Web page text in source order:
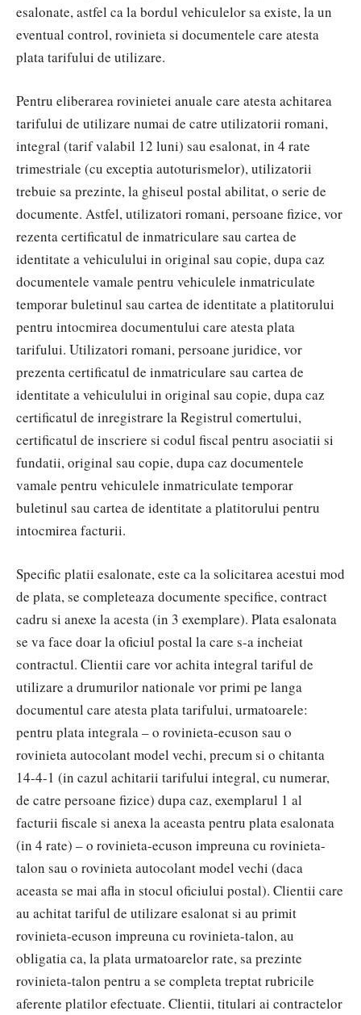
esalonate, astfel ca la bordul vehiculelor sa existe, la un
eventual control, rovinieta si documentele care atesta
plata tarifului de utilizare.
Pentru eliberarea rovinietei anuale care atesta achitarea
tarifului de utilizare numai de catre utilizatorii romani,
integral (tarif valabil 12 luni) sau esalonat, in 4 rate
trimestriale (cu exceptia autoturismelor), utilizatorii
trebuie sa prezinte, la ghiseul postal abilitat, o serie de
documente. Astfel, utilizatori romani, persoane fizice, vor
rezenta certificatul de inmatriculare sau cartea de
identitate a vehiculului in original sau copie, dupa caz
documentele vamale pentru vehiculele inmatriculate
temporar buletinul sau cartea de identitate a platitorului
pentru intocmirea documentului care atesta plata
tarifului. Utilizatori romani, persoane juridice, vor
prezenta certificatul de inmatriculare sau cartea de
identitate a vehiculului in original sau copie, dupa caz
certificatul de inregistrare la Registrul comertului,
certificatul de inscriere si codul fiscal pentru asociatii si
fundatii, original sau copie, dupa caz documentele
vamale pentru vehiculele inmatriculate temporar
buletinul sau cartea de identitate a platitorului pentru
intocmirea facturii.
Specific platii esalonate, este ca la solicitarea acestui mod
de plata, se completeaza documente specifice, contract
cadru si anexe la acesta (in 3 exemplare). Plata esalonata
se va face doar la oficiul postal la care s-a incheiat
contractul. Clientii care vor achita integral tariful de
utilizare a drumurilor nationale vor primi pe langa
documentul care atesta plata tarifului, urmatoarele:
pentru plata integrala – o rovinieta-ecuson sau o
rovinieta autocolant model vechi, precum si o chitanta
14-4-1 (in cazul achitarii tarifului integral, cu numerar,
de catre persoane fizice) dupa caz, exemplarul 1 al
facturii fiscale si anexa la aceasta pentru plata esalonata
(in 4 rate) – o rovinieta-ecuson impreuna cu rovinieta-
talon sau o rovinieta autocolant model vechi (daca
aceasta se mai afla in stocul oficiului postal). Clientii care
au achitat tariful de utilizare esalonat si au primit
rovinieta-ecuson impreuna cu rovinieta-talon, au
obligatia ca, la plata urmatoarelor rate, sa prezinte
rovinieta-talon pentru a se completa treptat rubricile
aferente platilor efectuate. Clientii, titulari ai contractelor